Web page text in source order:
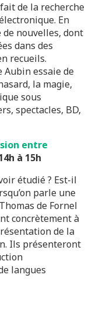
de la recherche
En
de nouvelles, dont
dans des
recueils.
Aubin essaie de
la magie,
sous
spectacles, BD,
entre
à 15h
étudié ? Est-il
parle une
de Fornel
concrètement à
de la
Ils présenteront
langues